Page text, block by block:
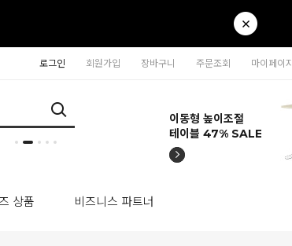
로그인 회원가입 장바구니 주문조회 마이페이지
티나 인테리어의자
57% SALE
카라 연결형책장
65% SALE
이동형 높이조절
테이블 47% SALE
티나 인테리어의자
57% SALE
카라 연결형책장
65% SALE
상품 비즈니스 파트너